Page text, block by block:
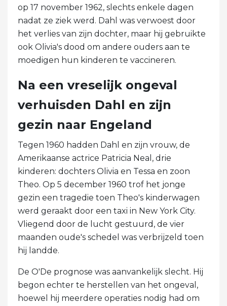
op 17 november 1962, slechts enkele dagen
nadat ze ziek werd. Dahl was verwoest door
het verlies van zijn dochter, maar hij gebruikte
ook Olivia's dood om andere ouders aan te
moedigen hun kinderen te vaccineren.
Na een vreselijk ongeval
verhuisden Dahl en zijn
gezin naar Engeland
Tegen 1960 hadden Dahl en zijn vrouw, de
Amerikaanse actrice Patricia Neal, drie
kinderen: dochters Olivia en Tessa en zoon
Theo. Op 5 december 1960 trof het jonge
gezin een tragedie toen Theo's kinderwagen
werd geraakt door een taxi in New York City.
Vliegend door de lucht gestuurd, de vier
maanden oude's schedel was verbrijzeld toen
hij landde.
De O'De prognose was aanvankelijk slecht. Hij
begon echter te herstellen van het ongeval,
hoewel hij meerdere operaties nodig had om